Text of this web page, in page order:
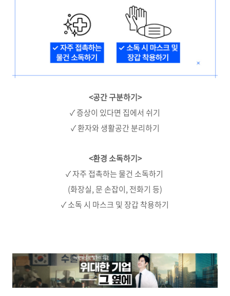
<공간 구분하기>
✓ 증상이 있다면 집에서 쉬기
✓ 환자와 생활공간 분리하기
<환경 소독하기>
✓ 자주 접촉하는 물건 소독하기
(화장실, 문 손잡이, 전화기 등)
✓ 소독 시 마스크 및 장갑 착용하기